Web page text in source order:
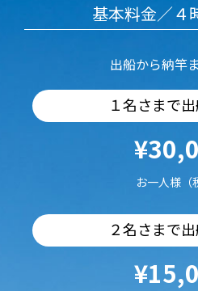
基本料金／４
出船から納竿
１名さまで
お一人様（
２名さまで